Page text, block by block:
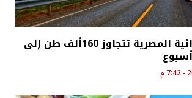
الصادرات الغذائية المصرية تتجاوز 160ألف طن إلى